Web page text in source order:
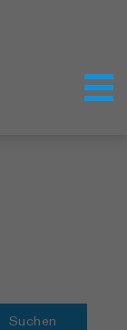
Suchen